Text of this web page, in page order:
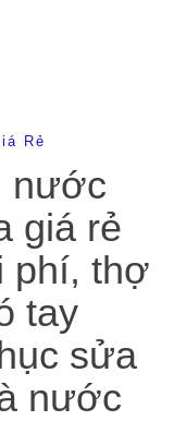
Rẻ
nước
giá rẻ
phí, thợ
tay
sửa
nước